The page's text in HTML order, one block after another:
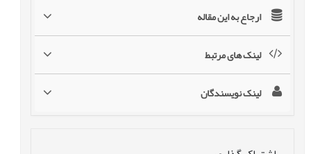
ارجاع به این مقاله
لینک های مرتبط
لینک نویسندگان